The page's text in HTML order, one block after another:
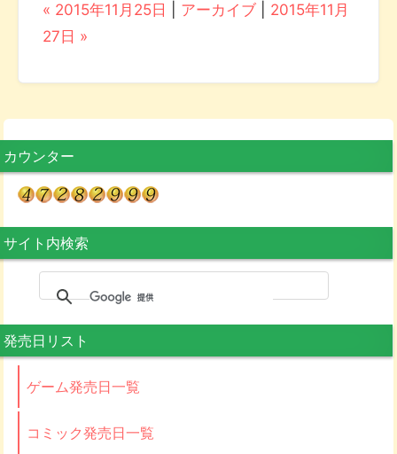
« 2015年11月25日
アーカイブ
2015年11月
27日 »
カウンター
サイト内検索
発売日リスト
ゲーム発売日一覧
コミック発売日一覧